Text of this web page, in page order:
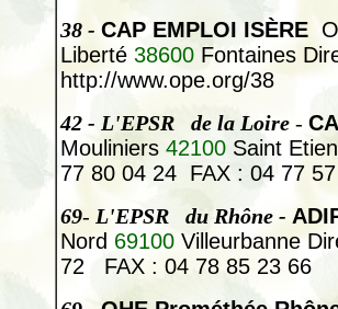
38 - CAP EMPLOI ISÈRE
Liberté 38600 Fontaines
http://www.ope.org/38
42 - L'EPSR de la Loire -
Mouliniers 42100 Saint
77 80 04 24 FAX : 04 77
69- L'EPSR du Rhône -
Nord 69100 Villeurbanne
72
FAX : 04 78 85 23 66